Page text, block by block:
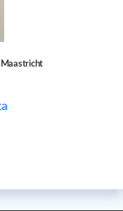
Maastricht